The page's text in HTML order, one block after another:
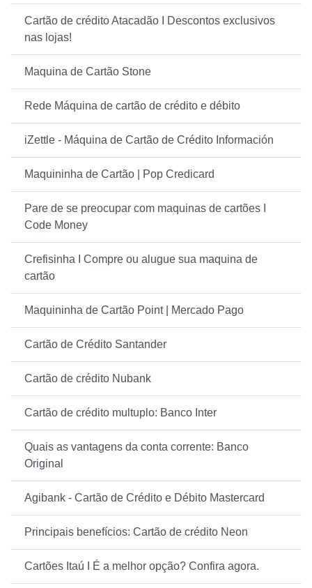
Cartão de crédito Atacadão I Descontos exclusivos
nas lojas!
Maquina de Cartão Stone
Rede Máquina de cartão de crédito e débito
iZettle - Máquina de Cartão de Crédito Información
Maquininha de Cartão | Pop Credicard
Pare de se preocupar com maquinas de cartões I
Code Money
Crefisinha I Compre ou alugue sua maquina de
cartão
Maquininha de Cartão Point | Mercado Pago
Cartão de Crédito Santander
Cartão de crédito Nubank
Cartão de crédito multuplo: Banco Inter
Quais as vantagens da conta corrente: Banco
Original
Agibank - Cartão de Crédito e Débito Mastercard
Principais benefícios: Cartão de crédito Neon
Cartões Itaú I É a melhor opção? Confira agora.